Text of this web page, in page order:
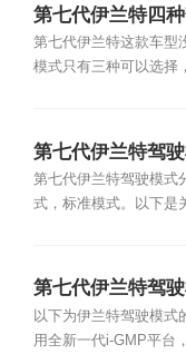
第七代伊兰特四
么？
第七代伊兰特这款车型
模式只有三种可以选择
第七代伊兰特驾
第七代伊兰特驾驶模式
式，标准模式。以下是
第七代伊兰特驾
以下为伊兰特驾驶模式
用全新一代i-GMP平台